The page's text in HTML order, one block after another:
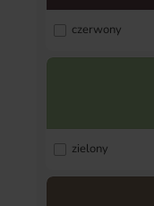
czerwony
zielony